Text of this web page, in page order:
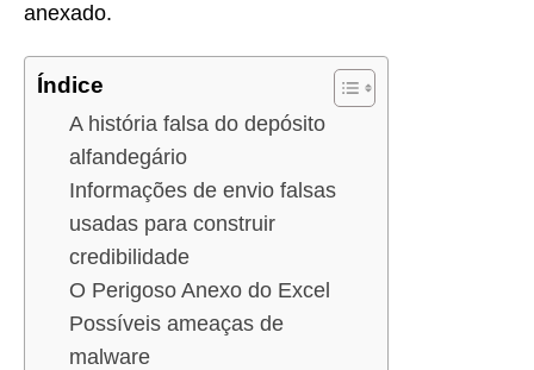
anexado.
Índice
A história falsa do depósito
alfandegário
Informações de envio falsas
usadas para construir
credibilidade
O Perigoso Anexo do Excel
Possíveis ameaças de
malware